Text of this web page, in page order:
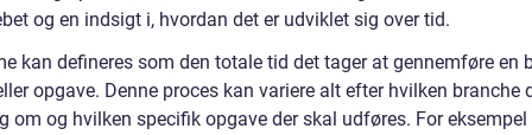
og en indsigt i, hvordan det er udviklet sig over tid.
kan defineres som den totale tid det tager at gennemføre en
opgave. Denne proces kan variere alt efter hvilken branche
om og hvilken specifik opgave der skal udføres. For